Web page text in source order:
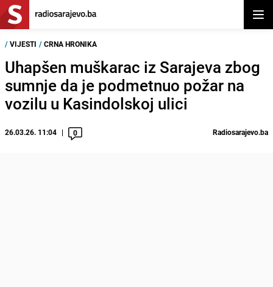
/ VIJESTI / CRNA HRONIKA
Uhapšen muškarac iz Sarajeva zbog
sumnje da je podmetnuo požar na
vozilu u Kasindolskoj ulici
26.03.26. 11:04 0 Radiosarajevo.ba